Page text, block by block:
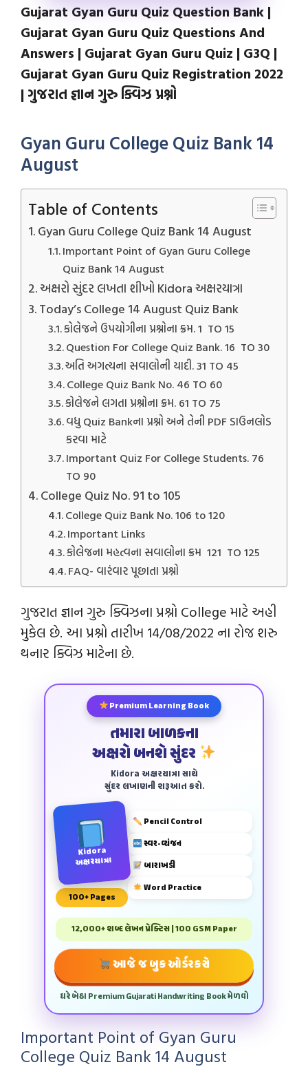
Gujarat Gyan Guru Quiz Question Bank |
Gujarat Gyan Guru Quiz Questions And
Answers | Gujarat Gyan Guru Quiz | G3Q |
Gujarat Gyan Guru Quiz Registration 2022
| ગુજરાત જ્ઞાન ગુરુ ક્વિઝ પ્રશ્નો
Gyan Guru College Quiz Bank 14
August
Table of Contents
Gyan Guru College Quiz Bank 14 August
Important Point of Gyan Guru College
Quiz Bank 14 August
અક્ષરો સુંદર લખતા શીખો Kidora અક્ષરયાત્રા
Today’s College 14 August Quiz Bank
કોલેજને ઉપયોગીના પ્રશ્નોના ક્રમ. 1 TO 15
Question For College Quiz Bank. 16 TO 30
અતિ અગત્યના સવાલોની યાદી. 31 TO 45
College Quiz Bank No. 46 TO 60
કોલેજને લગતા પ્રશ્નોના ક્રમ. 61 TO 75
વધુ Quiz Bankના પ્રશ્નો અને તેની PDF ડાઉનલોડ
કરવા માટે
Important Quiz For College Students. 76
TO 90
College Quiz No. 91 to 105
College Quiz Bank No. 106 to 120
Important Links
કોલેજના મહત્વના સવાલોના ક્રમ 121 TO 125
FAQ- વારંવાર પૂછાતા પ્રશ્નો
ગુજરાત જ્ઞાન ગુરુ ક્વિઝના પ્રશ્નો College માટે અહી
મુકેલ છે. આ પ્રશ્નો તારીખ 14/08/2022 ના રોજ શરુ
થનાર ક્વિઝ માટેના છે.
Premium Learning Book
તમારા બાળકના
અક્ષરો બનશે સુંદર
Kidora અક્ષરયાત્રા સાથે
સુંદર લખાણની શરૂઆત કરો.
Kidora
અક્ષરયાત્રા
100+ Pages
Pencil Control
સ્વર-વ્યંજન
બારાખડી
Word Practice
12,000+ શબ્દ લેખન પ્રેક્ટિસ | 100 GSM Paper
આજે જ બુક ઓર્ડર કરો
ઘરે બેઠા Premium Gujarati Handwriting Book મેળવો
Important Point of Gyan Guru
College Quiz Bank 14 August